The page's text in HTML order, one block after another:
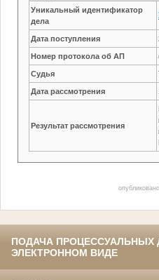
Уникальный идентификатор
дела
Дата поступления
Номер протокола об АП
Судья
Дата рассмотрения
Результат рассмотрения
ПОДАЧА ПРОЦЕССУАЛЬНЫХ
ЭЛЕКТРОННОМ ВИДЕ